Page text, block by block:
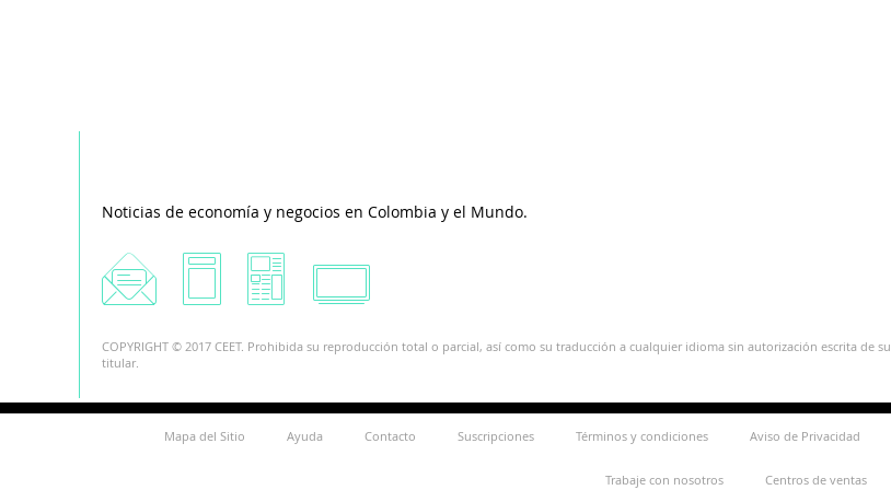
Noticias de economía y negocios en Colombia y el Mundo.
COPYRIGHT © 2017 CEET. Prohibida su reproducción total o parcial, así como su traducción a cualquier idioma sin autorización escrita de su
titular.
Mapa del Sitio Ayuda Contacto Suscripciones Términos y condiciones Aviso de Privacidad
Trabaje con nosotros Centros de ventas